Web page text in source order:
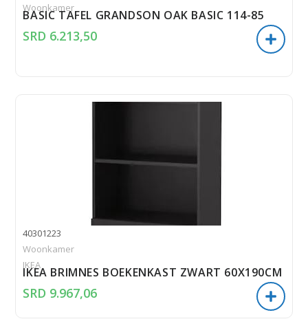
Woonkamer
BASIC TAFEL GRANDSON OAK BASIC 114-85
SRD 6.213,50
40301223
Woonkamer
IKEA
IKEA BRIMNES BOEKENKAST ZWART 60X190CM
SRD 9.967,06